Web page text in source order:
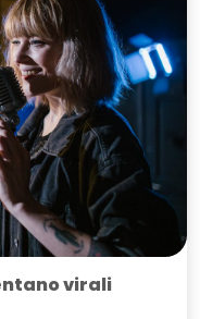
virali